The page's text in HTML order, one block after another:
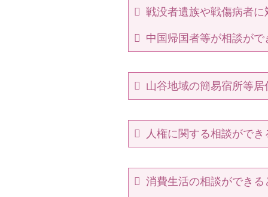
戦没者遺族や戦傷病者
中国帰国者等が相談が
山谷地域の簡易宿所等
人権に関する相談がで
消費生活の相談ができ